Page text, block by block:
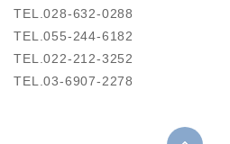
TEL.028-632-0288
TEL.055-244-6182
TEL.022-212-3252
TEL.03-6907-2278